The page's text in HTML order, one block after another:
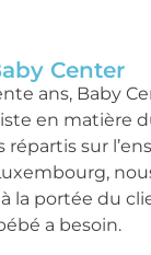
Center
ans, Baby
en matière
répartis sur
la portée du
a besoin.